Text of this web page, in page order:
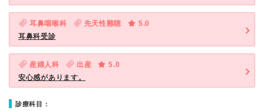
耳鼻咽喉科 先天性難聴
5.0
耳鼻科受診
産婦人科 出産
5.0
安心感があります。
診療科目：